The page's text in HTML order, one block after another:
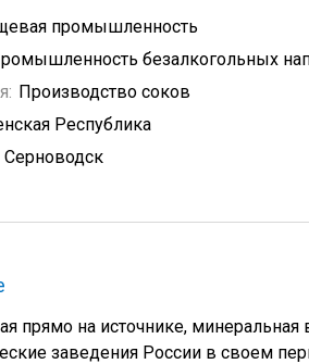
промышленность
безалкогольных
Производство соков
Республика
Серноводск
прямо на источнике, минеральная
заведения России в своем